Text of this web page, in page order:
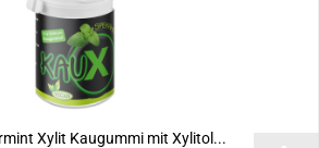
Xylit Kaugummi mit Xylitol...